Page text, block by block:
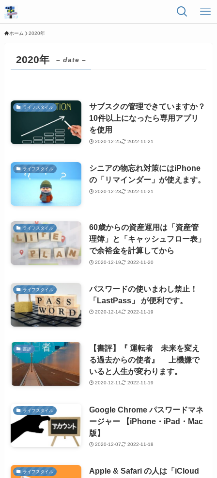
ホーム 2020年
2020年 – date –
ライフスタイル
サブスクの管理できていますか？
10件以上になったら専用アプリ
を使用
2020-12-25 2022-11-21
ライフスタイル
シニアの物忘れ対策にはiPhone
の「リマインダー」が使えます。
2020-12-23 2022-11-21
ライフスタイル
60歳からの資産運用は「資産管
理簿」と「キャッシュフロー表」
で余裕金を計算してから
2020-12-19 2022-11-20
ライフスタイル
パスワードの使いまわし禁止！
「LastPass」 が便利です。
2020-12-14 2022-11-19
書評
【書評】『 運転者 未来を変え
る過去からの使者』 上機嫌で
いると人生が変わります。
2020-12-11 2022-11-19
ライフスタイル
Google Chrome パスワードマネ
ージャー 【iPhone・iPad・Mac
版】
2020-12-07 2022-11-18
ライフスタイル
Apple & Safari の人は「iCloud